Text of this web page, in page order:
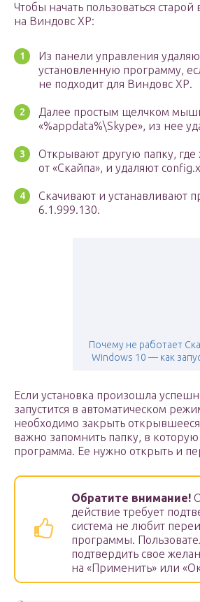
Чтобы начать пользоваться
на Виндовс ХР:
Из панели управления
установленную программу,
не подходит для Виндовс ХР.
Далее простым щелчком
«%appdata%\Skype», из нее
Открывают другую папку, где
от «Скайпа», и удаляют
Скачивают и устанавливают
6.1.999.130.
Почему не работает
Windows 10 — как
Если установка произошла
запустится в автоматическом
необходимо закрыть
важно запомнить папку, в которую
программа. Ее нужно открыть и
Обратите внимание!
действие требует
система не любит
программы.
подтвердить свое
на «Применить» или